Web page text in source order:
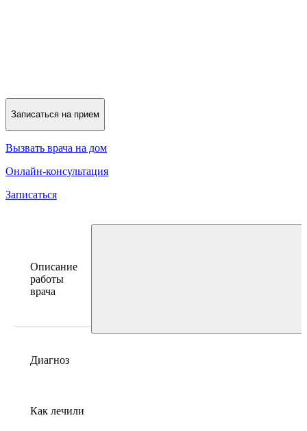
Записаться на прием
Вызвать врача на дом
Онлайн-консультация
Записаться
Описание
работы
врача
Диагноз
Как лечили